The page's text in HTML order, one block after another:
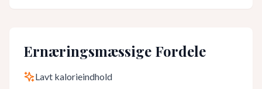
Ernæringsmæssige Fordele
Lavt kalorieindhold